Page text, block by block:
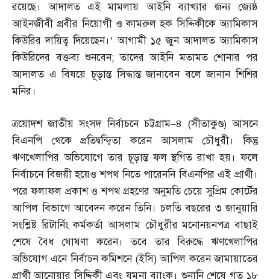
রয়েছে। আদালত এই মামলায় আইনি ব্যাখ্যার জন্য জ্যেষ্ঠ
আইনজীবী প্রবীর নিয়োগী ও কামরুল হক সিদ্দিকীকে অ্যামিকাস
কিউরির দায়িত্ব দিয়েছেন।’ আগামী ১৫ জুন আদালত অ্যামিকাস
কিউরিদের বক্তব্য শুনবেন;তাদের আইনি মতামত শোনার পর
আদালত এ বিষয়ে চূড়ান্ত সিদ্ধান্ত জানাবেন বলে জানান শিশির
মনির।
ত্রয়োদশ জাতীয় সংসদ নির্বাচনে চট্টগ্রাম–৪ (সীতাকুণ্ড)আসনে
বিএনপি থেকে প্রতিদ্বন্দ্বিতা করেন আসলাম চৌধুরী। কিন্তু
ঋণখেলাপির অভিযোগে তার চূড়ান্ত ফল স্থগিত রাখা হয়। ফলে
নির্বাচনে বিজয়ী হয়েও শপথ নিতে পারেননি বিএনপির এই প্রার্থী।
পরে ফলাফল প্রকাশ ও শপথ গ্রহণের অনুমতি চেয়ে সুপ্রিম কোর্টের
আপিল বিভাগে আবেদন করেন তিনি। চলতি বছরের ৩ জানুয়ারি
সংশ্লিষ্ট রিটার্নিং কর্মকর্তা আসলাম চৌধুরীর মনোনয়নপত্র বাছাই
শেষে বৈধ ঘোষণা করেন। তবে তার বিরুদ্ধে ঋণখেলাপির
অভিযোগ এনে নির্বাচন কমিশনে (ইসি)আপিল করেন জামায়াতের
প্রার্থী আনোয়ার সিদ্দিকী এবং যমুনা ব্যাংক। শুনানি শেষে গত ১৮